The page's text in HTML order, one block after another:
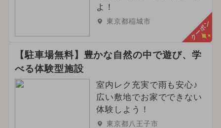
よ！
東京都稲城市 クーポン
【駐車場無料】豊かな自然の中で遊び、学
べる体験型施設
室内レク充実で雨も安心♪
広い敷地でお家でできない
体験しよう！
東京都八王子市